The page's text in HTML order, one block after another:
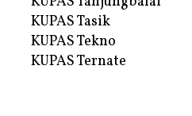
KUPAS Tasik
KUPAS Tekno
KUPAS Ternate